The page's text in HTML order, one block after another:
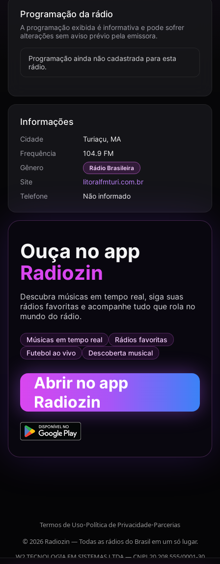
Programação da rádio
A programação exibida é informativa e pode sofrer
alterações sem aviso prévio pela emissora.
Programação ainda não cadastrada para esta
rádio.
Informações
Cidade
Turiaçu, MA
Frequência
104.9 FM
Gênero
Rádio Brasileira
Site
litoralfmturi.com.br
Telefone
Não informado
Ouça no app
Radiozin
Descubra músicas em tempo real, siga suas
rádios favoritas e acompanhe tudo que rola no
mundo do rádio.
Músicas em tempo real
Rádios favoritas
Futebol ao vivo
Descoberta musical
Abrir no app
Radiozin
Termos de Uso•Política de Privacidade•Parcerias
© 2026 Radiozin — Todas as rádios do Brasil em um só lugar.
W2 TECNOLOGIA EM SISTEMAS LTDA — CNPJ 20.208.555/0001-30